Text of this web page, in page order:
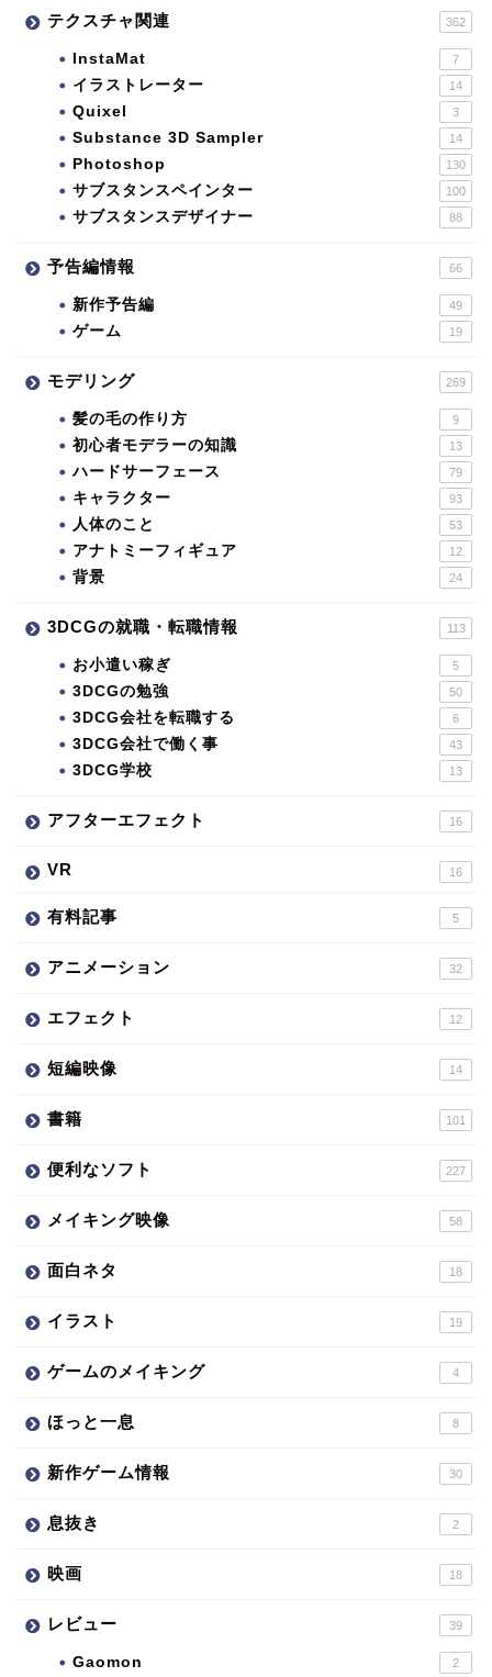
テクスチャ関連 362
InstaMat 7
イラストレーター 14
Quixel 3
Substance 3D Sampler 14
Photoshop 130
サブスタンスペインター 100
サブスタンスデザイナー 88
予告編情報 66
新作予告編 49
ゲーム 19
モデリング 269
髪の毛の作り方 9
初心者モデラーの知識 13
ハードサーフェース 79
キャラクター 93
人体のこと 53
アナトミーフィギュア 12
背景 24
3DCGの就職・転職情報 113
お小遣い稼ぎ 5
3DCGの勉強 50
3DCG会社を転職する 6
3DCG会社で働く事 43
3DCG学校 13
アフターエフェクト 16
VR 16
有料記事 5
アニメーション 32
エフェクト 12
短編映像 14
書籍 101
便利なソフト 227
メイキング映像 58
面白ネタ 18
イラスト 19
ゲームのメイキング 4
ほっと一息 8
新作ゲーム情報 30
息抜き 2
映画 18
レビュー 39
Gaomon 2